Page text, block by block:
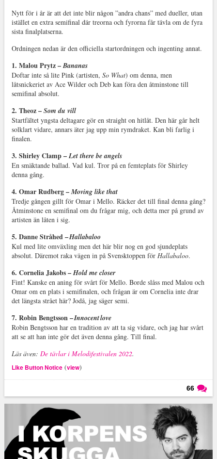
Nytt för i år är att det inte blir någon ”andra chans” med dueller, utan
istället en extra semifinal där treorna och fyrorna får tävla om de fyra
sista finalplatserna.
Ordningen nedan är den officiella startordningen och ingenting annat.
1. Malou Prytz –Bananas
Doftar inte så lite Pink (artisten, So What) om denna, men
låtsnickeriet av Ace Wilder och Deb kan föra den åtminstone till
semifinal absolut.
2. Theoz – Som du vill
Startfältet yngsta deltagare gör en straight on hitlåt. Den här går helt
solklart vidare, annars äter jag upp min rymdraket. Kan bli farlig i
finalen.
3. Shirley Clamp –Let there be angels
En smäktande ballad. Vad kul. Tror på en femteplats för Shirley
denna gång.
4. Omar Rudberg –Moving like that
Tredje gången gillt för Omar i Mello. Räcker det till final denna gång?
Åtminstone en semifinal om du frågar mig, och detta mer på grund av
artisten än låten i sig.
5. Danne Stråhed –Hallabaloo
Kul med lite omväxling men det här blir nog en god sjundeplats
absolut. Däremot raka vägen in på Svensktoppen för Hallabaloo.
6. Cornelia Jakobs –Hold me closer
Fint! Kanske en aning för svårt för Mello. Borde slåss med Malou och
Omar om en plats i semifinalen, och frågan är om Cornelia inte drar
det längsta strået här? Jodå, jag säger semi.
7. Robin Bengtsson –Innocent love
Robin Bengtsson har en tradition av att ta sig vidare, och jag har svårt
att se att han inte gör det även denna gång. Till final.
Läs även: De tävlar i Melodifestivalen 2022.
Like Button Notice(view)
66
Läs kommentarer (66)